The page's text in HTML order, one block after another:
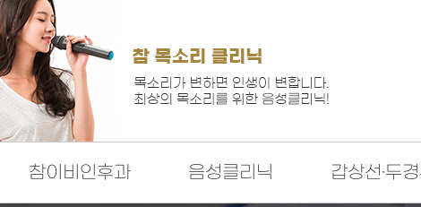
참이비인후과 음성클리닉 갑상선·두